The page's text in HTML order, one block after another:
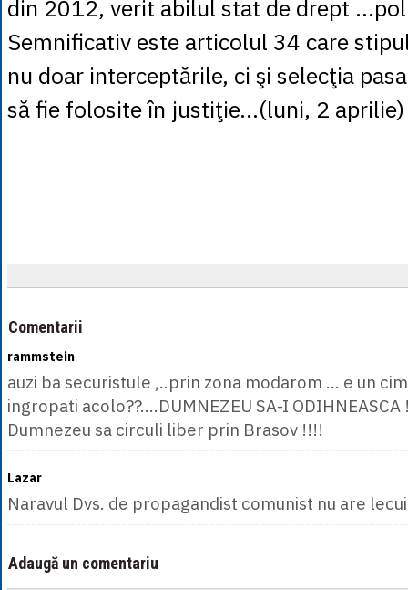
din 2012, verit abilul stat de drept
Semnificativ este articolul 34 care
nu doar interceptările, ci şi selecţia
să fie folosite în justiţie...(luni, 2 aprilie)
Comentarii
rammstein
auzi ba securistule ,..prin zona modarom ... e un
ingropati acolo??....DUMNEZEU SA-I
Dumnezeu sa circuli liber prin Brasov !!!!
Lazar
Naravul Dvs. de propagandist comunist nu are
Adaugă un comentariu